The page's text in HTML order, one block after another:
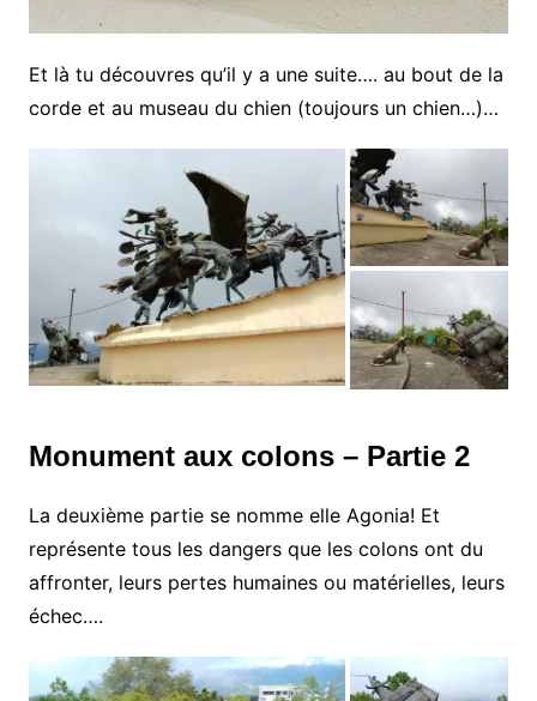
Et là tu découvres qu’il y a une suite…. au bout de la
corde et au museau du chien (toujours un chien…)…
Monument aux colons – Partie 2
La deuxième partie se nomme elle Agonia! Et
représente tous les dangers que les colons ont du
affronter, leurs pertes humaines ou matérielles, leurs
échec….